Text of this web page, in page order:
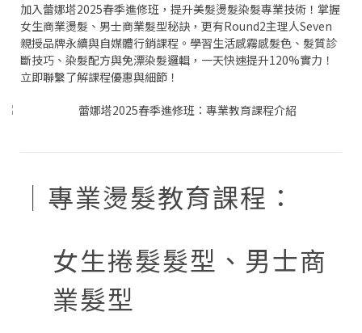
加入蕾娜塔2025春季進修班，提升美髮燙髮染髮專業技術！掌握
女生商業燙髮、男士商業髮型秘訣，更有Round2主理人Seven
親授品牌永續與自媒體行銷課程。學習生活感霧感髮色、髮質診
斷技巧、染髮配方與免漂染髮邏輯，一天快速提升120%實力！
立即聯繫了解課程優惠與細節！
│專業燙髮教育課程：
女生捲髮髮型、男士商
業髮型